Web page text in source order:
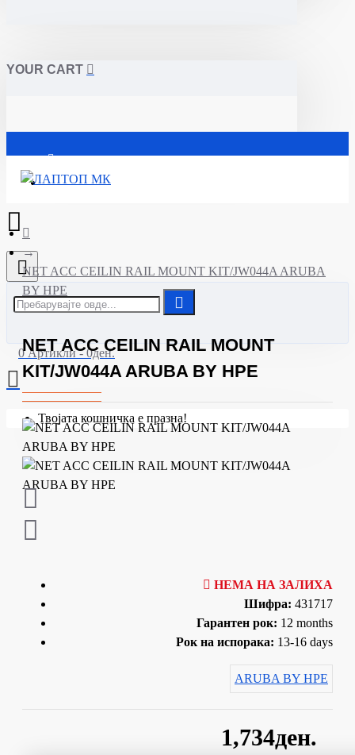
YOUR CART
Почетна
0 Артикли - 0ден.
Твојата кошничка е празна!
NET ACC CEILIN RAIL MOUNT KIT/JW044A ARUBA
BY HPE
NET ACC CEILIN RAIL MOUNT
KIT/JW044A ARUBA BY HPE
1,734ден.
НЕМА НА ЗАЛИХА
Шифра: 431717
Гарантен рок: 12 months
Рок на испорака: 13-16 days
ARUBA BY HPE